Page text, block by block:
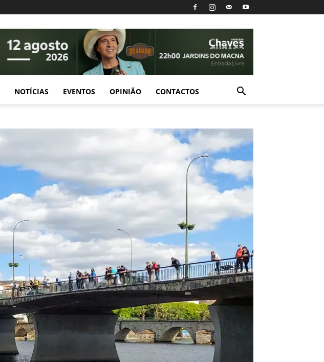
NOTÍCIAS EVENTOS OPINIÃO CONTACTOS